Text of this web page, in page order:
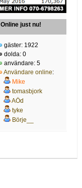
Online just nu!
gäster: 1922
dolda: 0
användare: 5
Användare online:
Mike
tomasbjork
AÖd
tyke
Börje__